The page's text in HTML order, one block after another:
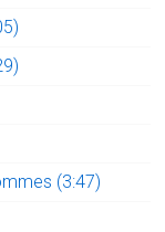
(3:47)